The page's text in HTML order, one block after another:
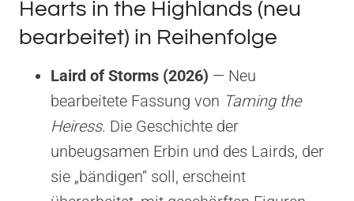
Hearts in the Highlands (neu
bearbeitet) in Reihenfolge
Laird of Storms (2026) — Neu
bearbeitete Fassung von Taming the
Heiress. Die Geschichte der
unbeugsamen Erbin und des Lairds, der
sie „bändigen“ soll, erscheint